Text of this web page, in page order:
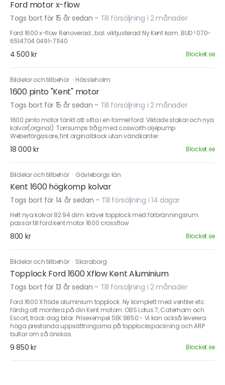
Ford motor x-flow
Togs bort för 15 år sedan - Till försäljning i 2 månader
Ford 1600 x-flow Renoverad , bal. viktjusterad Ny Kent kam. BUD ! 070-
6514704 0491-71140
4 500 kr Blocket.se
Bildelar och tillbehör · Hässleholm
1600 pinto "Kent" motor
Togs bort för 15 år sedan - Till försäljning i 2 månader
1600 pinto motor tänkt att sitta i en formel ford. Viktade stakar och nya
kolvar(orginal). Torrsumps tråg med cosworth oljepump
Weberförgasare, fint orginalblock utan vändkanter.
18 000 kr Blocket.se
Bildelar och tillbehör · Gävleborgs län
Kent 1600 högkomp kolvar
Togs bort för 14 år sedan - Till försäljning i 14 dagar
Helt nya kolvar 82.94 dim. kräver topplock med förbränningsrum.
passar till ford kent motor 1600 crossflow
800 kr Blocket.se
Bildelar och tillbehör · Skaraborg
Topplock Ford 1600 Xflow Kent Aluminium
Togs bort för 13 år sedan - Till försäljning i 2 månader
Ford 1600 X flöde aluminium topplock. Ny komplett med ventiler etc.
färdig att montera på din Kent motorn. OBS Lotus 7, Caterham och
Escort, track dag bilar. Prisexempel SEK 9850:- Vi kan också leverera
höga prestanda uppsättningarna på topplockspackning och ARP
bultar om så önskas.
9 850 kr Blocket.se